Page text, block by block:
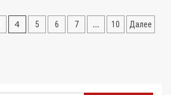
4 5 6 7 … 10 Далее